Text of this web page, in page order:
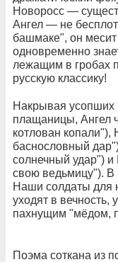
Новоросс —
Ангел — не
башмаке", он месит
одновременно
лежащим в гробах
русскую классику!
Накрывая
плащаницы, Ангел
котлован
баснословный
солнечный удар") и
свою ведьмицу"). В
Наши солдаты для
уходят в вечность,
пахнущим "мёдом,
Поэма соткана из